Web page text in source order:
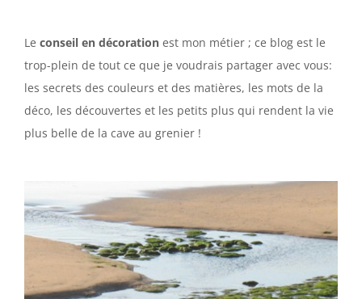
Le conseil en décoration est mon métier ; ce blog est le
trop-plein de tout ce que je voudrais partager avec vous:
les secrets des couleurs et des matières, les mots de la
déco, les découvertes et les petits plus qui rendent la vie
plus belle de la cave au grenier !